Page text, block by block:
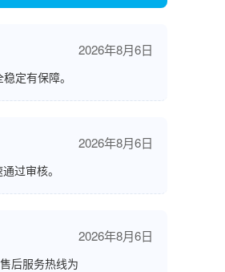
2026年8月6日
定有保障。
2026年8月6日
过审核。
2026年8月6日
后服务热线为